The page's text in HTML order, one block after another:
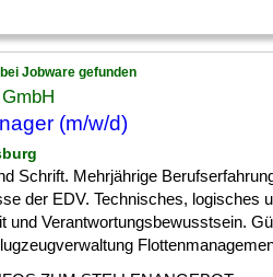
Jobware gefunden
(m/w/d)
Schrift. Mehrjährige
der EDV. Technisches, logisches
und Verantwortungsbewusstsein.